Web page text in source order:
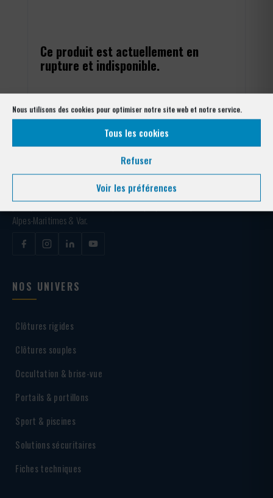
Nous utilisons des cookies pour optimiser notre site web et notre service.
Tous les cookies
Refuser
Voir les préférences
Ce produit est actuellement en
rupture et indisponible.
Votre expert clôture depuis plus de 40 ans. Conception, fabrication et
pose pour collectivités, entreprises, copropriétés et particuliers —
Alpes-Maritimes & Var.
NOS UNIVERS
Clôtures rigides
Clôtures souples
Occultation & brise-vue
Portails & portillons
Sport & piscines
Solutions sécuritaires
Fiches techniques